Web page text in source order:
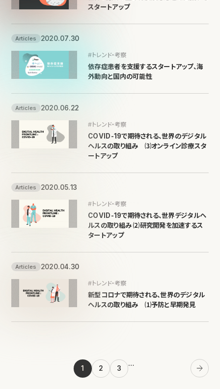
スタートアップ
Articles 2020.07.30
#トレンド・考察
依存症患者を支援するスタートアップ、海
外動向と国内の可能性
Articles 2020.06.22
#トレンド・考察
COVID-19で期待される、世界のデジタル
ヘルスの取り組み ⑶オンライン診療スタ
ートアップ
Articles 2020.05.13
#トレンド・考察
COVID-19で期待される、世界デジタルヘ
ルスの取り組み ⑵研究開発を加速するス
タートアップ
Articles 2020.04.30
#トレンド・考察
新型コロナで期待される、世界のデジタル
ヘルスの取り組み ⑴予防と早期発見
1 2 3
…
Next